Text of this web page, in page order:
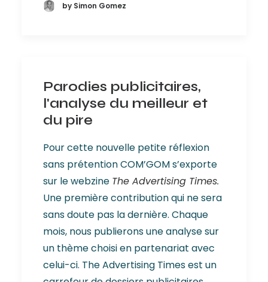
by Simon Gomez
Parodies publicitaires,
l'analyse du meilleur et
du pire
Pour cette nouvelle petite réflexion
sans prétention COM’GOM s’exporte
sur le webzine The Advertising Times.
Une première contribution qui ne sera
sans doute pas la dernière. Chaque
mois, nous publierons une analyse sur
un thème choisi en partenariat avec
celui-ci. The Advertising Times est un